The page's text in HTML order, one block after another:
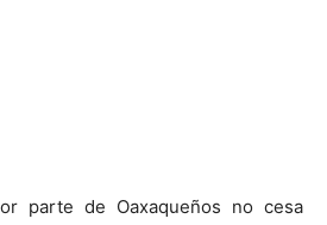
parte de Oaxaqueños no cesa